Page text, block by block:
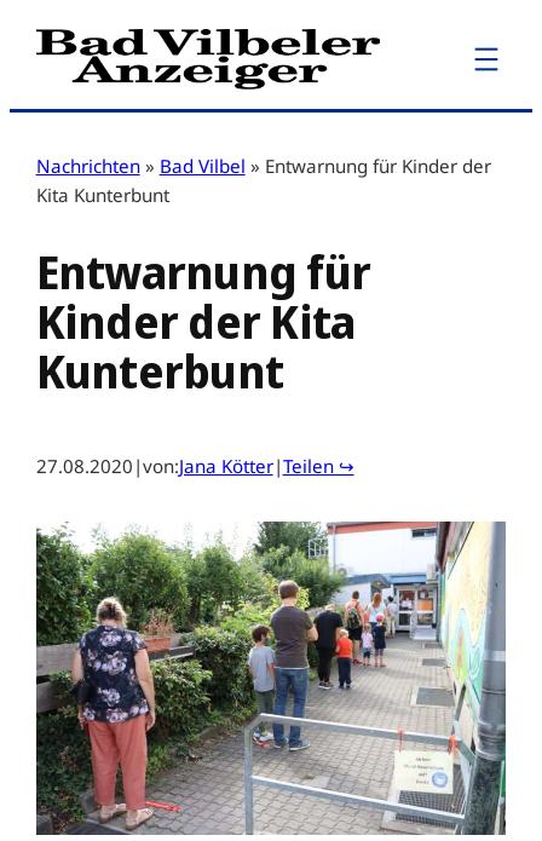
Zum
Inhalt
Nachrichten » Bad Vilbel » Entwarnung für Kinder der
Kita Kunterbunt
Entwarnung für
Kinder der Kita
Kunterbunt
27.08.2020 |von:Jana Kötter|Teilen ↪